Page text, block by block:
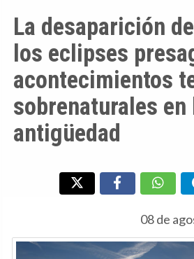
La desaparición
los eclipses
acontecimientos
sobrenaturales en
antigüedad
08 de